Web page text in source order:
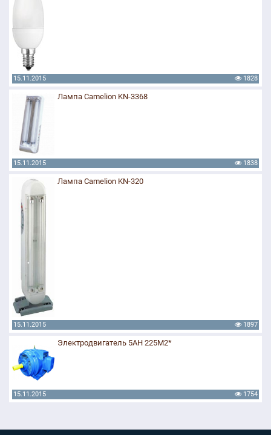
15.11.2015 1828
Лампа Camelion KN-3368
15.11.2015 1838
Лампа Camelion KN-320
15.11.2015 1897
Электродвигатель 5АН 225М2*
15.11.2015 1754